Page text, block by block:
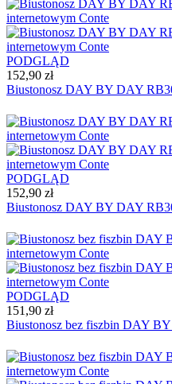
PODGLĄD
152,90 zł
Biustonosz DAY BY DAY
PODGLĄD
152,90 zł
Biustonosz DAY BY DAY
PODGLĄD
151,90 zł
Biustonosz bez fiszbin DAY